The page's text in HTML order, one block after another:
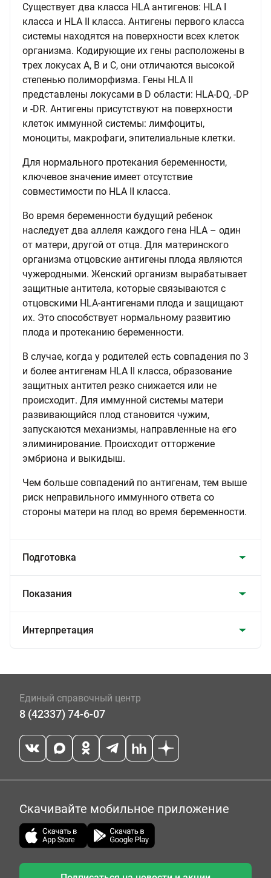
Существует два класса HLA антигенов: HLA I
класса и HLA II класса. Антигены первого класса
системы находятся на поверхности всех клеток
организма. Кодирующие их гены расположены в
трех локусах А, В и С, они отличаются высокой
степенью полиморфизма. Гены HLA II
представлены локусами в D области: HLA-DQ, -DP
и -DR. Антигены присутствуют на поверхности
клеток иммунной системы: лимфоциты,
моноциты, макрофаги, эпителиальные клетки.
Для нормального протекания беременности,
ключевое значение имеет отсутствие
совместимости по HLA II класса.
Во время беременности будущий ребенок
наследует два аллеля каждого гена HLA – один
от матери, другой от отца. Для материнского
организма отцовские антигены плода являются
чужеродными. Женский организм вырабатывает
защитные антитела, которые связываются с
отцовскими HLA-антигенами плода и защищают
их. Это способствует нормальному развитию
плода и протеканию беременности.
В случае, когда у родителей есть совпадения по 3
и более антигенам HLA II класса, образование
защитных антител резко снижается или не
происходит. Для иммунной системы матери
развивающийся плод становится чужим,
запускаются механизмы, направленные на его
элиминирование. Происходит отторжение
эмбриона и выкидыш.
Чем больше совпадений по антигенам, тем выше
риск неправильного иммунного ответа со
стороны матери на плод во время беременности.
Подготовка
Показания
Интерпретация
Единый справочный центр
8 (42337) 74-6-07
Скачивайте мобильное приложение